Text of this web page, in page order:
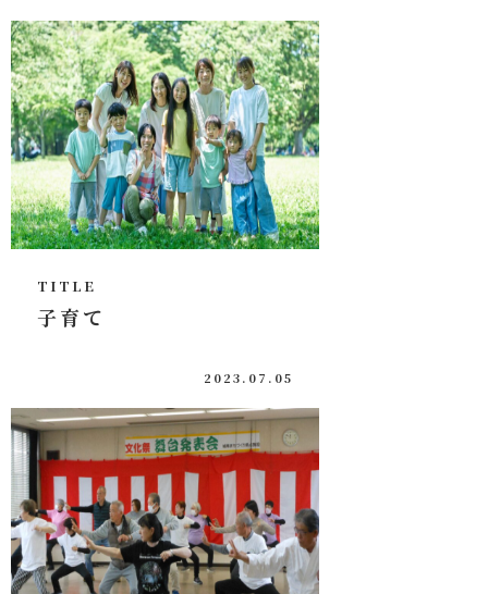
TITLE
子育て
2023.07.05